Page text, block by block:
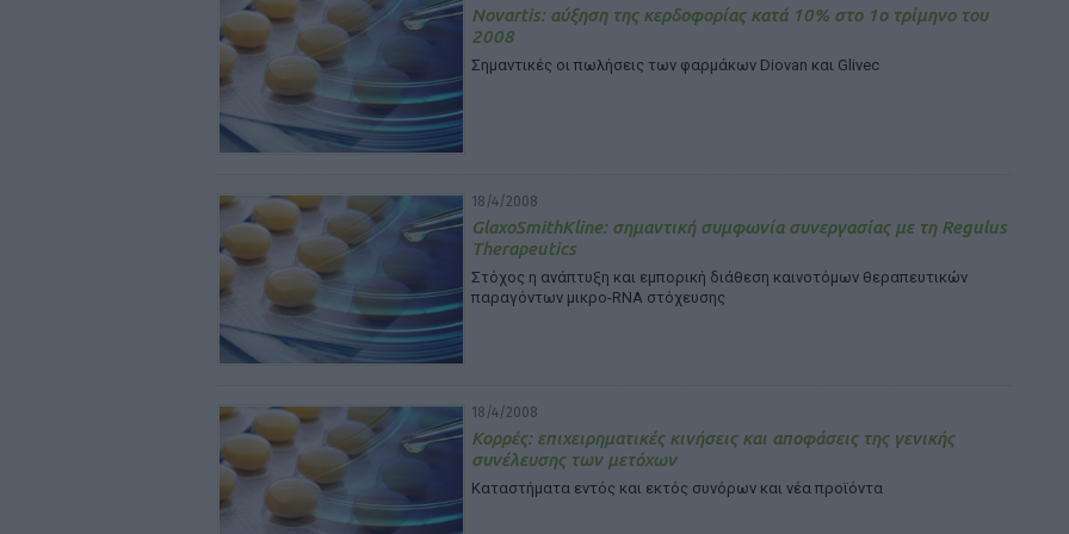
Novartis: αύξηση της κερδοφορίας κατά 10% στο 1ο τρίμηνο του
2008
Σημαντικές οι πωλήσεις των φαρμάκων Diovan και Glivec
18/4/2008
GlaxoSmithKline: σημαντική συμφωνία συνεργασίας με τη Regulus
Therapeutics
Στόχος η ανάπτυξη και εμπορική διάθεση καινοτόμων θεραπευτικών
παραγόντων μικρο-RNA στόχευσης
18/4/2008
Κορρές: επιχειρηματικές κινήσεις και αποφάσεις της γενικής
συνέλευσης των μετόχων
Καταστήματα εντός και εκτός συνόρων και νέα προϊόντα